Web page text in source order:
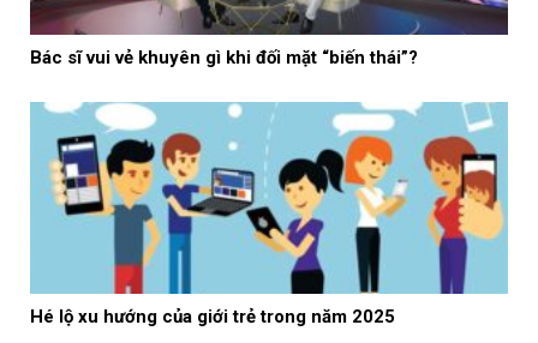
Bác sĩ vui vẻ khuyên gì khi đối mặt “biến thái”?
Hé lộ xu hướng của giới trẻ trong năm 2025